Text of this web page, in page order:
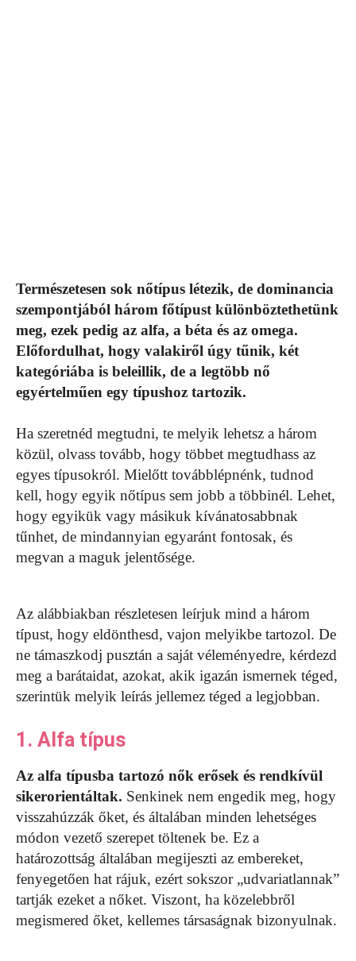
Természetesen sok nőtípus létezik, de dominancia
szempontjából három főtípust különböztethetünk
meg, ezek pedig az alfa, a béta és az omega.
Előfordulhat, hogy valakiről úgy tűnik, két
kategóriába is beleillik, de a legtöbb nő
egyértelműen egy típushoz tartozik.
Ha szeretnéd megtudni, te melyik lehetsz a három
közül, olvass tovább, hogy többet megtudhass az
egyes típusokról. Mielőtt továbblépnénk, tudnod
kell, hogy egyik nőtípus sem jobb a többinél. Lehet,
hogy egyikük vagy másikuk kívánatosabbnak
tűnhet, de mindannyian egyaránt fontosak, és
megvan a maguk jelentősége.
Az alábbiakban részletesen leírjuk mind a három
típust, hogy eldönthesd, vajon melyikbe tartozol. De
ne támaszkodj pusztán a saját véleményedre, kérdezd
meg a barátaidat, azokat, akik igazán ismernek téged,
szerintük melyik leírás jellemez téged a legjobban.
1. Alfa típus
Az alfa típusba tartozó nők erősek és rendkívül
sikerorientáltak. Senkinek nem engedik meg, hogy
visszahúzzák őket, és általában minden lehetséges
módon vezető szerepet töltenek be. Ez a
határozottság általában megijeszti az embereket,
fenyegetően hat rájuk, ezért sokszor „udvariatlannak”
tartják ezeket a nőket. Viszont, ha közelebbről
megismered őket, kellemes társaságnak bizonyulnak.